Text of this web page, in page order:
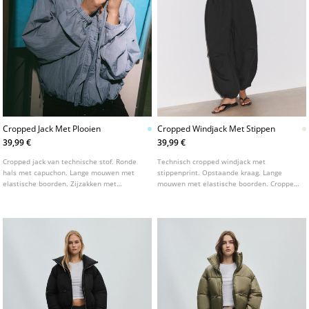
Cropped Jack Met Plooien
39,99 €
Cropped jack van technische stof. Ronde
hals met capuchon. Lange mouwen met
elastische boorden. Zijzakken met
met drukknopen. Met geplooid detail aan
Cropped Windjack Met Stippen
39,99 €
Technisch cropped windjack met
stippenprint. Opstaande kraag. Lange
mouwen met elastische boorden. Cropped